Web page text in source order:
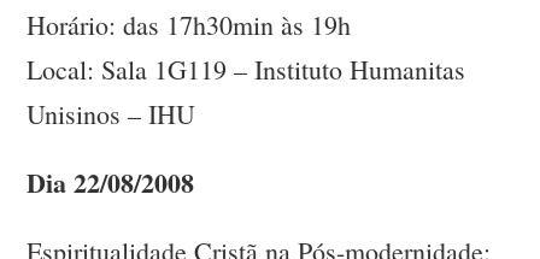
Horário: das 17h30min às 19h
Local: Sala 1G119 – Instituto Humanitas
Unisinos – IHU
Dia 22/08/2008
Espiritualidade Cristã na Pós-modernidade: